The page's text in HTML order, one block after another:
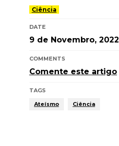
Ciência
DATE
9 de Novembro, 2022
COMMENTS
Comente este artigo
TAGS
Ateísmo
Ciência